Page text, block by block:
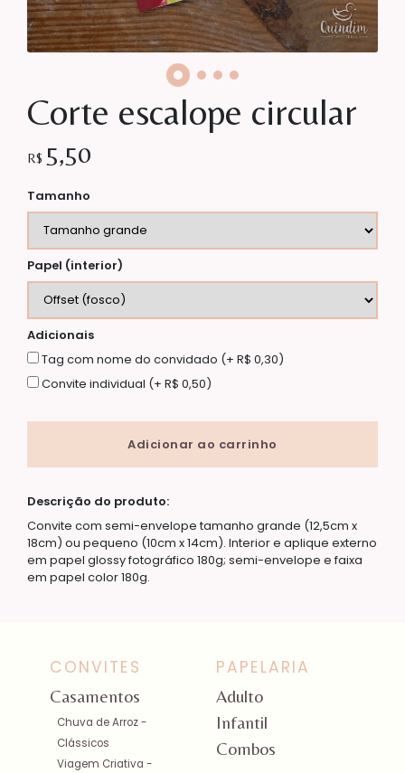
CONVITES
Casamentos
Chuva de Arroz -
Clássicos
Viagem Criativa -
PAPELARIA
Adulto
Infantil
Combos
Corte escalope circular
R$ 5,50
Tamanho
Papel (interior)
Adicionais
Tag com nome do convidado (+ R$ 0,30)
Convite individual (+ R$ 0,50)
Adicionar ao carrinho
Descrição do produto:
Convite com semi-envelope tamanho grande (12,5cm x
18cm) ou pequeno (10cm x 14cm). Interior e aplique externo
em papel glossy fotográfico 180g; semi-envelope e faixa
em papel color 180g.